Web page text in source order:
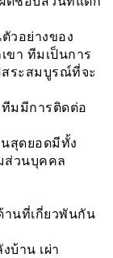
วอย่างของ
ขา ทีมเป็นการ
สระสมบูรณ์ที่จะ
มมีการติดต่อ
สุดยอดมีทั้ง
ส่วนบุคคล
านที่เกี่ยวพันกัน
บ้าน เผ่า